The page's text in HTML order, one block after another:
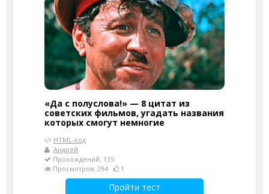
«Да с полуслова!» — 8 цитат из
советских фильмов, угадать названия
которых смогут немногие
HTML-код
Андрей
Прохождений: 135
Просмотров: 294
1
Пройти тест